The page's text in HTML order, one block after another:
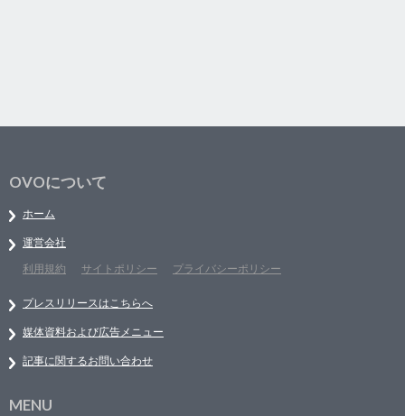
OVOについて
ホーム
運営会社
利用規約
サイトポリシー プライバシーポリシー
プレスリリースはこちらへ
媒体資料および広告メニュー
記事に関するお問い合わせ
MENU